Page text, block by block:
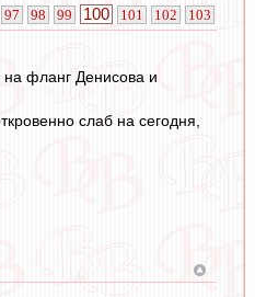
97 98 99 100 101 102 103
на фланг Денисова и
слаб на сегодня,